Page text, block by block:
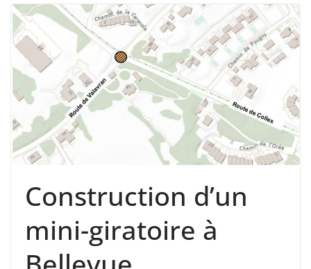
Construction d’un
mini-giratoire à